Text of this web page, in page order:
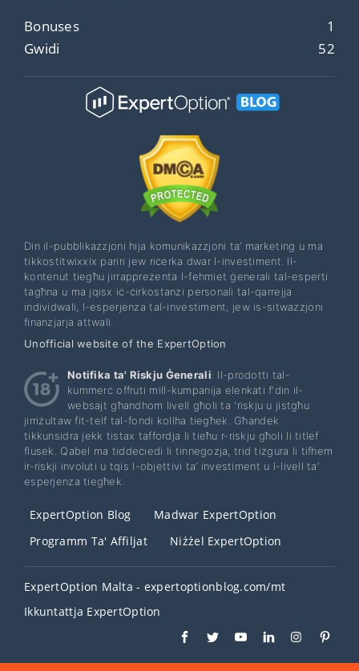
Bonuses
1
Gwidi
52
Din il-pubblikazzjoni hija komunikazzjoni ta’ marketing u ma
tikkostitwixxix pariri jew riċerka dwar l-investiment. Il-
kontenut tiegħu jirrappreżenta l-fehmiet ġenerali tal-esperti
tagħna u ma jqisx iċ-ċirkostanzi personali tal-qarrejja
individwali, l-esperjenza tal-investiment, jew is-sitwazzjoni
finanzjarja attwali.
Unofficial website of the ExpertOption
Notifika ta' Riskju Ġenerali: Il-prodotti tal-
kummerċ offruti mill-kumpanija elenkati f'din il-
websajt għandhom livell għoli ta 'riskju u jistgħu
jirriżultaw fit-telf tal-fondi kollha tiegħek. Għandek
tikkunsidra jekk tistax taffordja li tieħu r-riskju għoli li titlef
flusek. Qabel ma tiddeċiedi li tinnegozja, trid tiżgura li tifhem
ir-riskji involuti u tqis l-objettivi ta’ investiment u l-livell ta’
esperjenza tiegħek.
ExpertOption Blog
Madwar ExpertOption
Programm Ta' Affiljat
Niżżel ExpertOption
ExpertOption Malta - expertoptionblog.com/mt
Ikkuntattja ExpertOption